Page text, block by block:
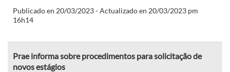
Publicado en 20/03/2023 - Actualizado en 20/03/2023 pm
16h14
Prae informa sobre procedimentos para solicitação de
novos estágios